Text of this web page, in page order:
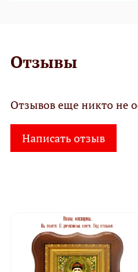
Отзывы
Отзывов еще никто не
Написать отзыв